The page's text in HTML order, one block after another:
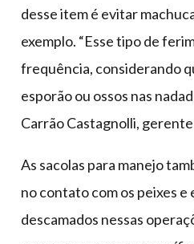
desse item é evitar
exemplo. “Esse tipo de
frequência, considerando
esporão ou ossos nas
Carrão Castagnolli,
As sacolas para manejo
no contato com os peixes e
descamados nessas